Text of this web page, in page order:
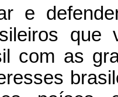
e
com as